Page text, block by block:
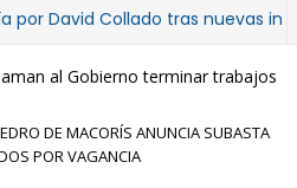
Collado tras nuevas
al Gobierno terminar trabajos
DE MACORÍS ANUNCIA SUBASTA
POR VAGANCIA